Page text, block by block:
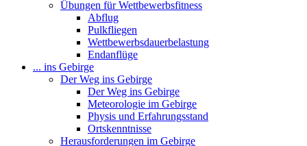
Übungen für Wettbewerbsfitness
Abflug
Pulkfliegen
Wettbewerbsdauerbelastung
Endanflüge
... ins Gebirge
Der Weg ins Gebirge
Der Weg ins Gebirge
Meteorologie im Gebirge
Physis und Erfahrungsstand
Ortskenntnisse
Herausforderungen im Gebirge